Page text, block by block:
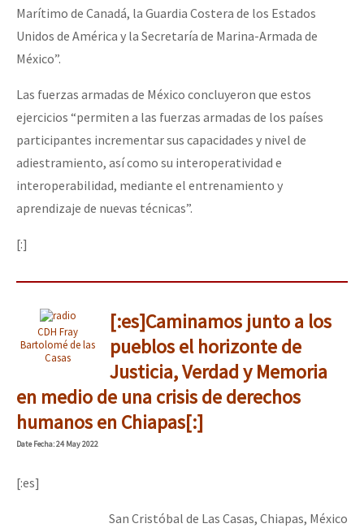
Marítimo de Canadá, la Guardia Costera de los Estados
Unidos de América y la Secretaría de Marina-Armada de
México”.
Las fuerzas armadas de México concluyeron que estos
ejercicios “permiten a las fuerzas armadas de los países
participantes incrementar sus capacidades y nivel de
adiestramiento, así como su interoperatividad e
interoperabilidad, mediante el entrenamiento y
aprendizaje de nuevas técnicas”.
[:]
CDH Fray
Bartolomé de las
Casas
[:es]Caminamos junto a los
pueblos el horizonte de
Justicia, Verdad y Memoria
en medio de una crisis de derechos
humanos en Chiapas[:]
DateFecha: 24 May 2022
[:es]
San Cristóbal de Las Casas, Chiapas, México